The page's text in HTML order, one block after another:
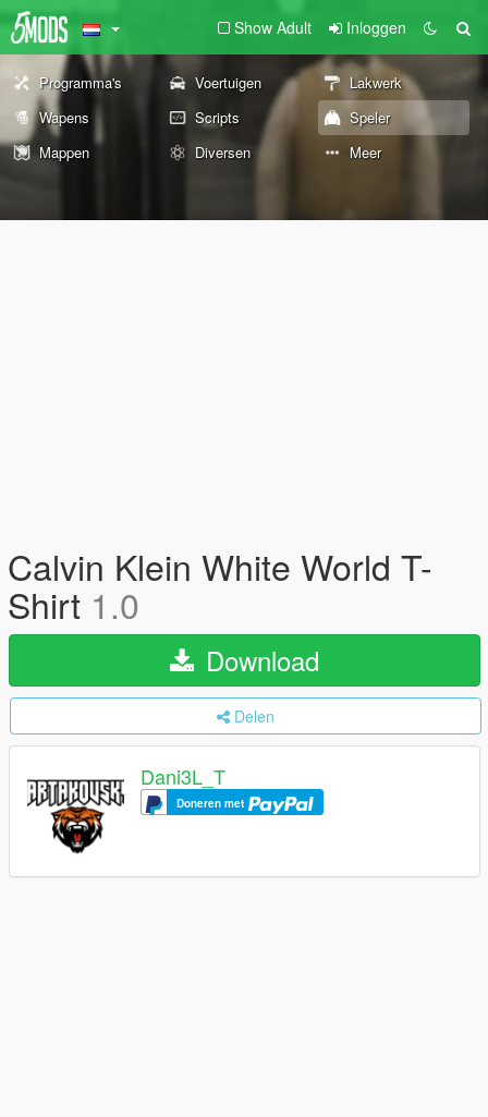
Show Adult Inloggen
Programma's Voertuigen
Lakwerk
Wapens
Scripts
Speler
Mappen
Diversen Meer
Calvin Klein White World T-
Shirt 1.0
Download
Delen
Dani3L_T
Doneren met